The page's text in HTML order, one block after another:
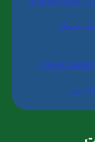
بعجمان
بدبي